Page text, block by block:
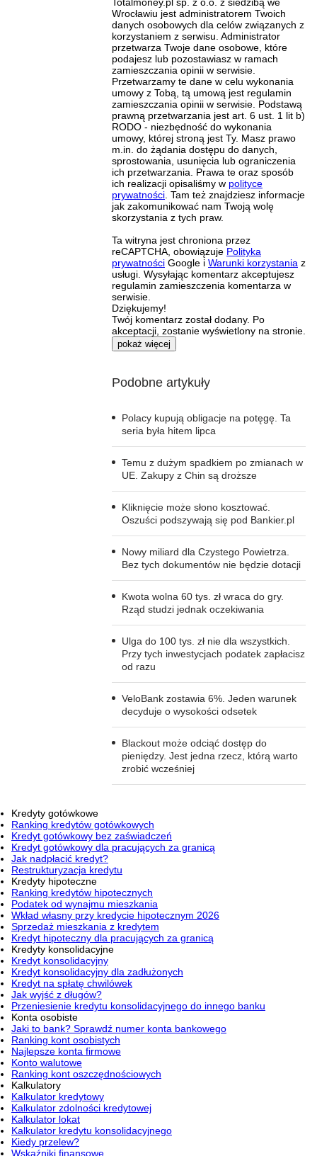
Wrocławiu jest administratorem Twoich
danych osobowych dla celów związanych z
korzystaniem z serwisu. Administrator
przetwarza Twoje dane osobowe, które
podajesz lub pozostawiasz w ramach
zamieszczania opinii w serwisie.
Przetwarzamy te dane w celu wykonania
umowy z Tobą, tą umową jest regulamin
zamieszczania opinii w serwisie. Podstawą
prawną przetwarzania jest art. 6 ust. 1 lit b)
RODO - niezbędność do wykonania
umowy, której stroną jest Ty. Masz prawo
m.in. do żądania dostępu do danych,
sprostowania, usunięcia lub ograniczenia
ich przetwarzania. Prawa te oraz sposób
ich realizacji opisaliśmy w polityce
prywatności . Tam też znajdziesz informacje
jak zakomunikować nam Twoją wolę
skorzystania z tych praw.
Ta witryna jest chroniona przez
reCAPTCHA, obowiązuje Polityka
prywatności Google i Warunki korzystania z
usługi. Wysyłając komentarz akceptujesz
regulamin zamieszczenia komentarza w
serwisie.
Dziękujemy!
Twój komentarz został dodany. Po
akceptacji, zostanie wyświetlony na stronie.
pokaż więcej
Podobne artykuły
Polacy kupują obligacje na potęgę. Ta
seria była hitem lipca
Temu z dużym spadkiem po zmianach w
UE. Zakupy z Chin są droższe
Kliknięcie może słono kosztować.
Oszuści podszywają się pod Bankier.pl
Nowy miliard dla Czystego Powietrza.
Bez tych dokumentów nie będzie dotacji
Kwota wolna 60 tys. zł wraca do gry.
Rząd studzi jednak oczekiwania
Ulga do 100 tys. zł nie dla wszystkich.
Przy tych inwestycjach podatek zapłacisz
od razu
VeloBank zostawia 6%. Jeden warunek
decyduje o wysokości odsetek
Blackout może odciąć dostęp do
pieniędzy. Jest jedna rzecz, którą warto
zrobić wcześniej
Kredyty gotówkowe
Ranking kredytów gotówkowych
Kredyt gotówkowy bez zaświadczeń
Kredyt gotówkowy dla pracujących za granicą
Jak nadpłacić kredyt?
Restrukturyzacja kredytu
Kredyty hipoteczne
Ranking kredytów hipotecznych
Podatek od wynajmu mieszkania
Wkład własny przy kredycie hipotecznym 2026
Sprzedaż mieszkania z kredytem
Kredyt hipoteczny dla pracujących za granicą
Kredyty konsolidacyjne
Kredyt konsolidacyjny
Kredyt konsolidacyjny dla zadłużonych
Kredyt na spłatę chwilówek
Jak wyjść z długów?
Przeniesienie kredytu konsolidacyjnego do innego banku
Konta osobiste
Jaki to bank? Sprawdź numer konta bankowego
Ranking kont osobistych
Najlepsze konta firmowe
Konto walutowe
Ranking kont oszczędnościowych
Kalkulatory
Kalkulator kredytowy
Kalkulator zdolności kredytowej
Kalkulator lokat
Kalkulator kredytu konsolidacyjnego
Kiedy przelew?
Wskaźniki finansowe